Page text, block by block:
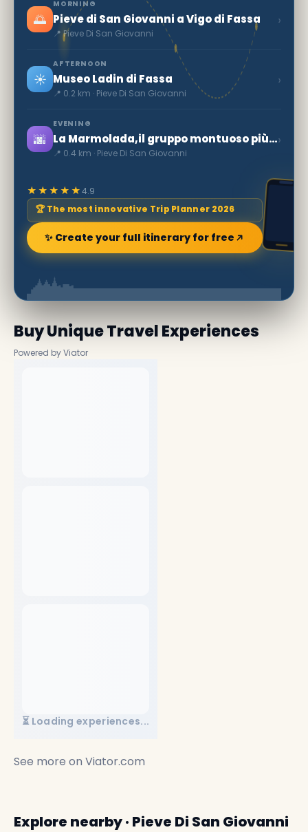
🌅
MORNING
Pieve di San Giovanni a Vigo di Fassa
📍 Pieve Di San Giovanni
›
☀️
AFTERNOON
Museo Ladin di Fassa
📍 0.2 km · Pieve Di San Giovanni
›
🌆
EVENING
La Marmolada,il gruppo montuoso più alto delle Dolomiti
📍 0.4 km · Pieve Di San Giovanni
›
★★★★★4.9
🏆 The most innovative Trip Planner 2026
✨ Create your full itinerary for free
Buy Unique Travel Experiences
Powered by Viator
⏳ Loading experiences...
See more on Viator.com
Explore nearby · Pieve Di San Giovanni